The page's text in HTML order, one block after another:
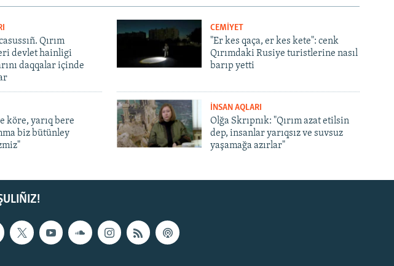
Qırım
devlet hainligi
daqqalar içinde
CEMİYET
"Er kes qaça, er kes kete": cenk
Qırımdaki Rusiye turistlerine nasıl
barıp yetti
köre, yarıq bere
biz bütünley
İNSAN AQLARI
Olğa Skrıpnık: "Qırım azat etilsin
dep, insanlar yarıqsız ve suvsuz
yaşamağa azırlar"